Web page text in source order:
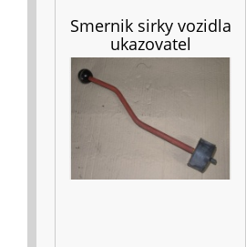
Smernik sirky vozidla
ukazovatel